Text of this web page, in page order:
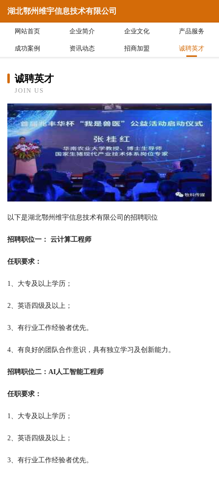
湖北鄂州维宇信息技术有限公司
网站首页 企业简介 企业文化 产品服务
成功案例 资讯动态 招商加盟 诚聘英才
诚聘英才
JOIN US
以下是湖北鄂州维宇信息技术有限公司的招聘职位
招聘职位一： 云计算工程师
任职要求：
1、大专及以上学历；
2、英语四级及以上；
3、有行业工作经验者优先。
4、有良好的团队合作意识，具有独立学习及创新能力。
招聘职位二：AI人工智能工程师
任职要求：
1、大专及以上学历；
2、英语四级及以上；
3、有行业工作经验者优先。